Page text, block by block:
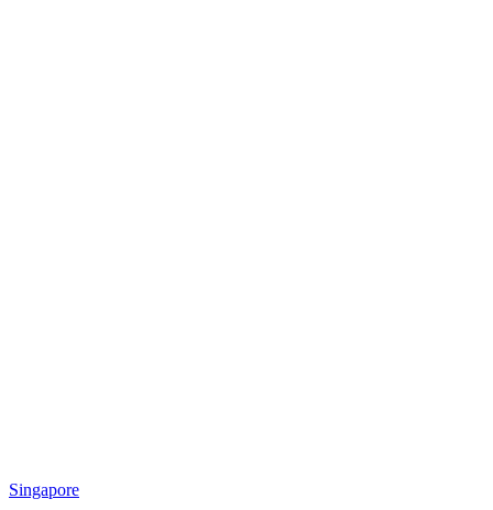
Singapore